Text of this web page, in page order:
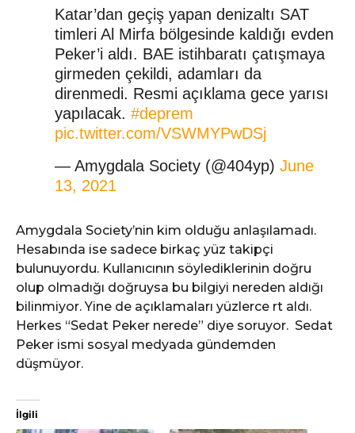
Katar’dan geçiş yapan denizaltı SAT
timleri Al Mirfa bölgesinde kaldığı evden
Peker’i aldı. BAE istihbaratı çatışmaya
girmeden çekildi, adamları da
direnmedi. Resmi açıklama gece yarısı
yapılacak. #deprem
pic.twitter.com/VSWMYPwDSj
— Amygdala Society (@404yp) June
13, 2021
Amygdala Society’nin kim olduğu anlaşılamadı.
Hesabında ise sadece birkaç yüz takipçi
bulunuyordu. Kullanıcının söylediklerinin doğru
olup olmadığı doğruysa bu bilgiyi nereden aldığı
bilinmiyor. Yine de açıklamaları yüzlerce rt aldı.
Herkes “Sedat Peker nerede” diye soruyor. Sedat
Peker ismi sosyal medyada gündemden
düşmüyor.
İlgili